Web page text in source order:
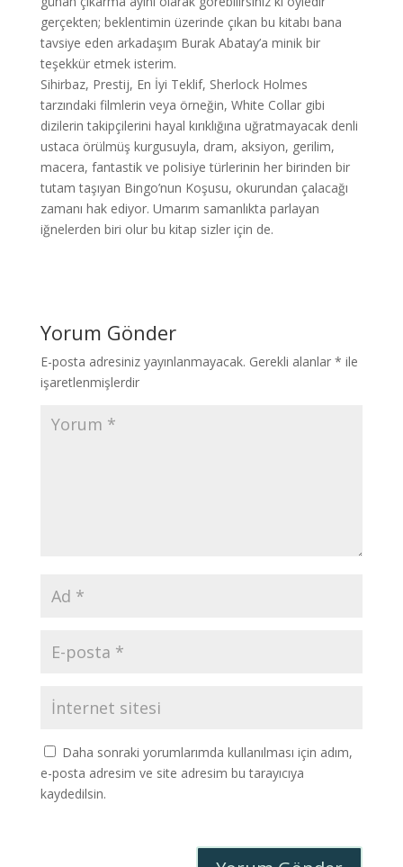
gerçekten; beklentimin üzerinde çıkan bu kitabı bana
tavsiye eden arkadaşım Burak Abatay’a minik bir
teşekkür etmek isterim.
Sihirbaz, Prestij, En İyi Teklif, Sherlock Holmes
tarzındaki filmlerin veya örneğin, White Collar gibi
dizilerin takipçilerini hayal kırıklığına uğratmayacak denli
ustaca örülmüş kurgusuyla, dram, aksiyon, gerilim,
macera, fantastik ve polisiye türlerinin her birinden bir
tutam taşıyan Bingo’nun Koşusu, okurundan çalacağı
zamanı hak ediyor. Umarım samanlıkta parlayan
iğnelerden biri olur bu kitap sizler için de.
Yorum Gönder
E-posta adresiniz yayınlanmayacak. Gerekli alanlar * ile
işaretlenmişlerdir
Daha sonraki yorumlarımda kullanılması için adım,
e-posta adresim ve site adresim bu tarayıcıya
kaydedilsin.